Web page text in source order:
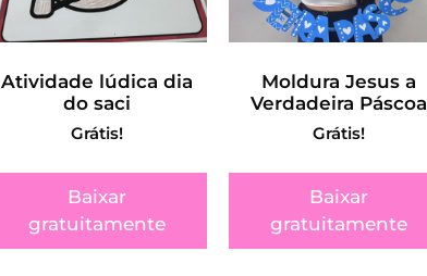
Atividade lúdica dia
do saci
Grátis!
Baixar
gratuitamente
Moldura Jesus a
Verdadeira Páscoa
Grátis!
Baixar
gratuitamente